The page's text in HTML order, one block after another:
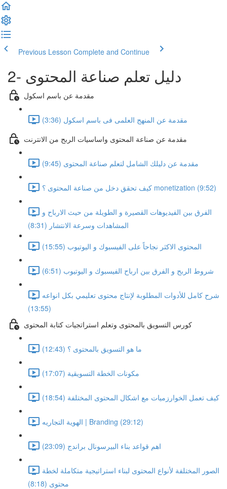
Previous Lesson Complete and Continue
2- دليل تعلم صناعة المحتوى
مقدمة عن باسم اسكول
مقدمة عن المنهج العلمى فى باسم اسكول (3:36)
مقدمة عن صناعة المحتوى واساسيات الربح من الانترنت
مقدمة عن دليلك الشامل لتعلم صناعة المحتوى (9:45)
كيف تحقق دخل من صناعة المحتوى ؟ monetization (9:52)
الفرق بين الفيديوهات القصيرة و الطويلة من حيث الارباح و
المشاهدات وسرعة الانتشار (8:31)
المحتوى الاكثر نجاحاً على الفيسبوك و اليوتيوب (15:55)
شروط الربح و الفرق بين ارباح الفيسبوك و اليوتيوب (6:51)
شرح كامل للأدوات المطلوبة لإنتاج محتوى تعليمي بكل انواعه
(13:55)
كورس التسويق بالمحتوى وتعلم استراتجيات كتابة المحتوى
ما هو التسويق بالمحتوى ؟ (12:43)
مكونات الخطة التسويقية (17:07)
كيف تعمل الخوارزميات مع اشكال المحتوى المختلفة (18:54)
الهوية التجاريه | Branding (29:12)
اهم قواعد بناء البيرسونال براندج (23:09)
الصور المختلفة لأنواع المحتوى لبناء استراتيجية متكاملة لخطة
محتوى (8:18)